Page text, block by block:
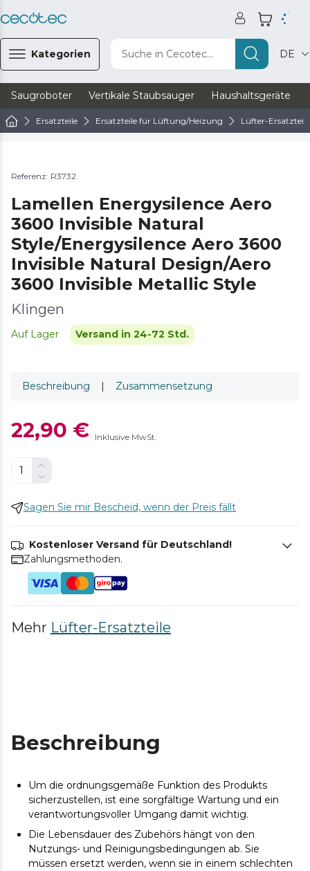
Kategorien Suche in Cecotec... DE
Saugroboter Vertikale Staubsauger Haushaltsgeräte
Ersatzteile Ersatzteile für Lüftung/Heizung Lüfter-Ersatzteile
Referenz: R3732
Lamellen Energysilence Aero
3600 Invisible Natural
Style/Energysilence Aero 3600
Invisible Natural Design/Aero
3600 Invisible Metallic Style
Klingen
Auf Lager Versand in 24-72 Std.
Beschreibung | Zusammensetzung
22,90 € Inklusive MwSt.
Sagen Sie mir Bescheid, wenn der Preis fällt
Kostenloser Versand für Deutschland!
Zahlungsmethoden.
Mehr Lüfter-Ersatzteile
Beschreibung
Um die ordnungsgemäße Funktion des Produkts
sicherzustellen, ist eine sorgfältige Wartung und ein
verantwortungsvoller Umgang damit wichtig.
Die Lebensdauer des Zubehörs hängt von den
Nutzungs- und Reinigungsbedingungen ab. Sie
müssen ersetzt werden, wenn sie in einem schlechten